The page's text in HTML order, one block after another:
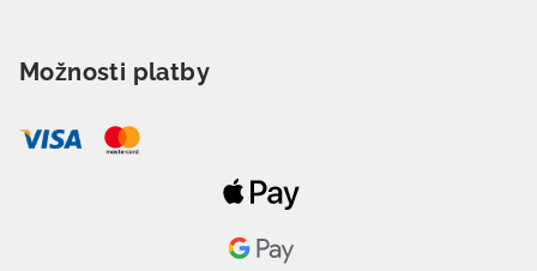
Možnosti platby